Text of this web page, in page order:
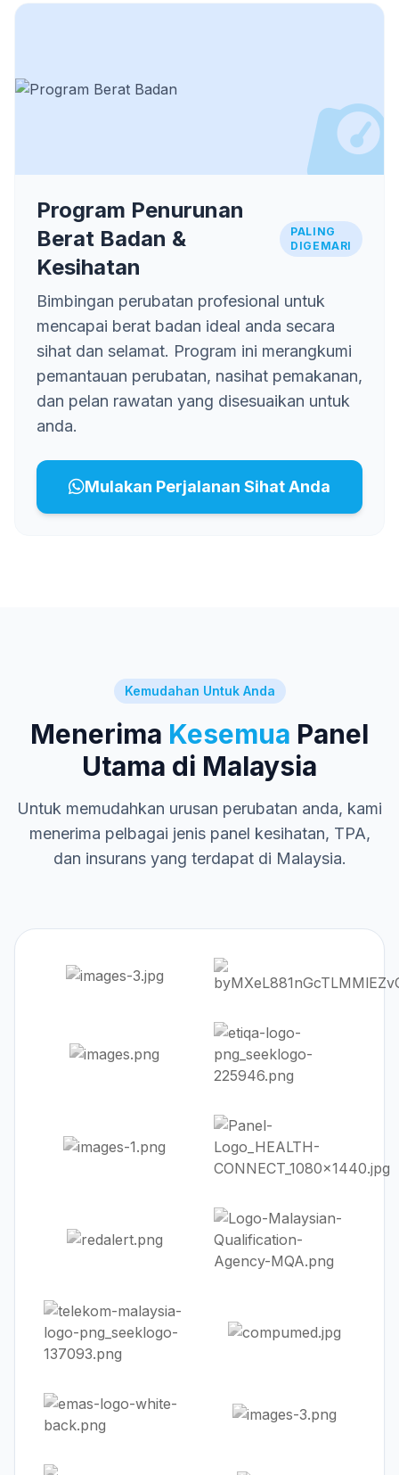
Program Penurunan
Berat Badan &
Kesihatan
PALING
DIGEMARI
Bimbingan perubatan profesional untuk
mencapai berat badan ideal anda secara
sihat dan selamat. Program ini merangkumi
pemantauan perubatan, nasihat pemakanan,
dan pelan rawatan yang disesuaikan untuk
anda.
Mulakan Perjalanan Sihat Anda
Kemudahan Untuk Anda
Menerima Kesemua Panel
Utama di Malaysia
Untuk memudahkan urusan perubatan anda, kami
menerima pelbagai jenis panel kesihatan, TPA,
dan insurans yang terdapat di Malaysia.